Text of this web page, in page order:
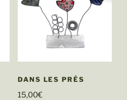
DANS LES PRÉS
15,00€